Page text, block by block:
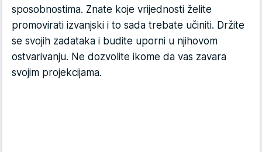
sposobnostima. Znate koje vrijednosti želite
promovirati izvanjski i to sada trebate učiniti. Držite
se svojih zadataka i budite uporni u njihovom
ostvarivanju. Ne dozvolite ikome da vas zavara
svojim projekcijama.